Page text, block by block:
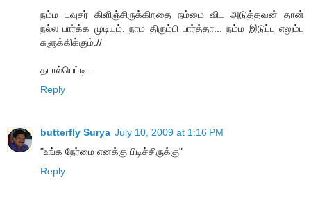
நம்ம டவுசர் கிளிஞ்சிருக்கிறதை நம்மை விட அடுத்தவன் தான்
நல்ல பார்க்க முடியும். நாம திரும்பி பார்த்தா... நம்ம இடுப்பு எலும்பு
சுளுக்கிக்கும்.//
தபால்பெட்டி..
Reply
butterfly Surya July 10, 2009 at 1:16 PM
"உங்க நேர்மை எனக்கு பிடிச்சிருக்கு"
Reply